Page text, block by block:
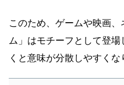
このため、ゲームや映画
ム」はモチーフとして登
くと意味が分散しやすくな